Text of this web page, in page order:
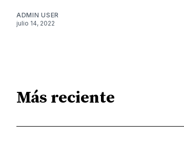
ADMIN USER
julio 14, 2022
Más reciente